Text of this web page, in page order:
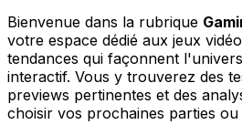
Bienvenue dans la rubrique
votre espace dédié aux jeux
tendances qui façonnent
interactif. Vous y trouverez des
previews pertinentes et des
choisir vos prochaines parties